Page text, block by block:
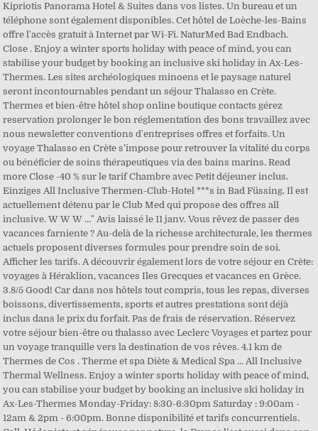
Kipriotis Panorama Hotel & Suites dans vos listes. Un bureau et un
téléphone sont également disponibles. Cet hôtel de Loèche-les-Bains
offre l'accès gratuit à Internet par Wi-Fi. NaturMed Bad Endbach.
Close . Enjoy a winter sports holiday with peace of mind, you can
stabilise your budget by booking an inclusive ski holiday in Ax-Les-
Thermes. Les sites archéologiques minoens et le paysage naturel
seront incontournables pendant un séjour Thalasso en Crète.
Thermes et bien-être hôtel shop online boutique contacts gérez
reservation prolonger le bon réglementation des bons travaillez avec
nous newsletter conventions d'entreprises offres et forfaits. Un
voyage Thalasso en Crète s’impose pour retrouver la vitalité du corps
ou bénéficier de soins thérapeutiques via des bains marins. Read
more Close -40 % sur le tarif Chambre avec Petit déjeuner inclus.
Einziges All Inclusive Thermen-Club-Hotel ***s in Bad Füssing. Il est
actuellement détenu par le Club Med qui propose des offres all
inclusive. W W W …" Avis laissé le 11 janv. Vous rêvez de passer des
vacances farniente ? Au-delà de la richesse architecturale, les thermes
actuels proposent diverses formules pour prendre soin de soi.
Afficher les tarifs. A découvrir également lors de votre séjour en Crète:
voyages à Héraklion, vacances Iles Grecques et vacances en Grèce.
3.8/5 Good! Car dans nos hôtels tout compris, tous les repas, diverses
boissons, divertissements, sports et autres prestations sont déjà
inclus dans le prix du forfait. Pas de frais de réservation. Réservez
votre séjour bien-être ou thalasso avec Leclerc Voyages et partez pour
un voyage tranquille vers la destination de vos rêves. 4.1 km de
Thermes de Cos . Therme et spa Diète & Medical Spa ... All Inclusive
Thermal Wellness. Enjoy a winter sports holiday with peace of mind,
you can stabilise your budget by booking an inclusive ski holiday in
Ax-Les-Thermes Monday-Friday: 8:30-6:30pm Saturday : 9:00am -
12am & 2pm - 6:00pm. Bonne disponibilité et tarifs concurrentiels.